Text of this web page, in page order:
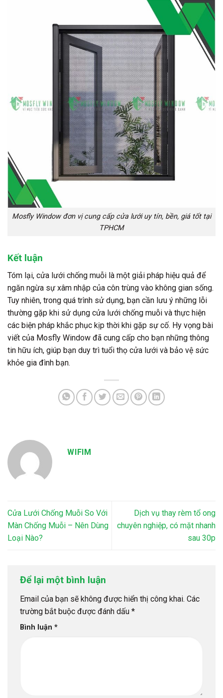
Mosfly Window đơn vị cung cấp cửa lưới uy tín, bền, giá tốt tại
TPHCM
Kết luận
Tóm lại, cửa lưới chống muỗi là một giải pháp hiệu quả để
ngăn ngừa sự xâm nhập của côn trùng vào không gian sống.
Tuy nhiên, trong quá trình sử dụng, bạn cần lưu ý những lỗi
thường gặp khi sử dụng cửa lưới chống muỗi và thực hiện
các biện pháp khắc phục kịp thời khi gặp sự cố. Hy vọng bài
viết của Mosfly Window đã cung cấp cho bạn những thông
tin hữu ích, giúp bạn duy trì tuổi thọ cửa lưới và bảo vệ sức
khỏe gia đình bạn.
WIFIM
Cửa Lưới Chống Muỗi So Với
Màn Chống Muỗi – Nên Dùng
Loại Nào?
Dịch vụ thay rèm tổ ong
chuyên nghiệp, có mặt nhanh
sau 30p
Để lại một bình luận
Email của bạn sẽ không được hiển thị công khai. Các
trường bắt buộc được đánh dấu *
Bình luận *